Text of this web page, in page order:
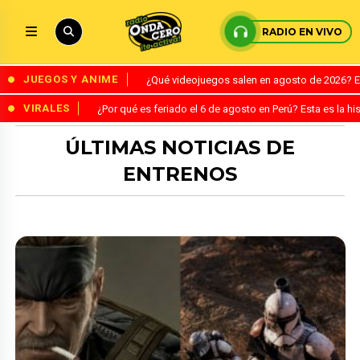
RADIO EN VIVO
JUEGOS Y ANIME ¿Qué videojuegos salen en agosto de
VIRALES ¿Por qué es feriado el 6 de agosto en Perú? Esta es la
ÚLTIMAS NOTICIAS DE
ENTRENOS